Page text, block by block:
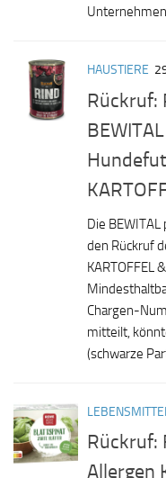
HAUSTIERE
Rückruf:
Die
den Rückruf
KARTOFFEL
Chargen-
mitteilt,
(schwarze
Rückruf:
Allergen